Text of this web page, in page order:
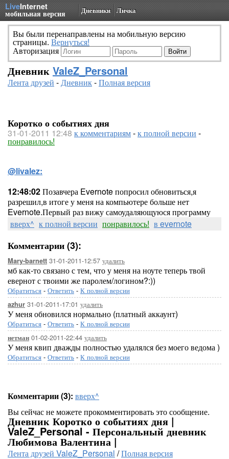
LiveInternet
мобильная версия Дневники Личка
Вы были перенаправлены на мобильную версию
страницы. Вернуться!
Авторизация
Дневник ValeZ_Personal
Лента друзей -Дневник-Полная версия
Коротко о событиях дня
31-01-2011 12:48 к комментариям-к полной версии -
понравилось!
@livalez:
12:48:02Позавчера Evernote попросил обновиться,я
разрешил,в итоге у меня на компьютере больше нет
Evernote.Первый раз вижу самоудаляющуюся программу
вверх^ к полной версии понравилось! в evernote
Комментарии (3):
Mary-barnett 31-01-2011-12:57 удалить
мб как-то связано с тем, что у меня на ноуте теперь твой
евернот с твоими же паролем/логином?:))
Обратиться - Ответить - К полной версии
azhur 31-01-2011-17:01 удалить
У меня обновился нормально (платный аккаунт)
Обратиться - Ответить - К полной версии
нетман 01-02-2011-22:44 удалить
У меня квип дважды полностью удалялся без моего ведома )
Обратиться - Ответить - К полной версии
Комментарии (3): вверх^
Вы сейчас не можете прокомментировать это сообщение.
Дневник Коротко о событиях дня |
ValeZ_Personal - Персональный дневник
Любимова Валентина |
Лента друзей ValeZ_Personal /Полная версия